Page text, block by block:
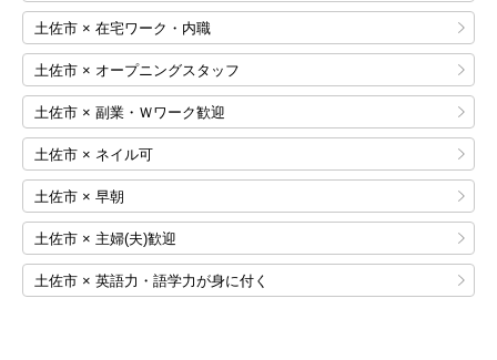
土佐市 × 在宅ワーク・内職
土佐市 × オープニングスタッフ
土佐市 × 副業・Ｗワーク歓迎
土佐市 × ネイル可
土佐市 × 早朝
土佐市 × 主婦(夫)歓迎
土佐市 × 英語力・語学力が身に付く